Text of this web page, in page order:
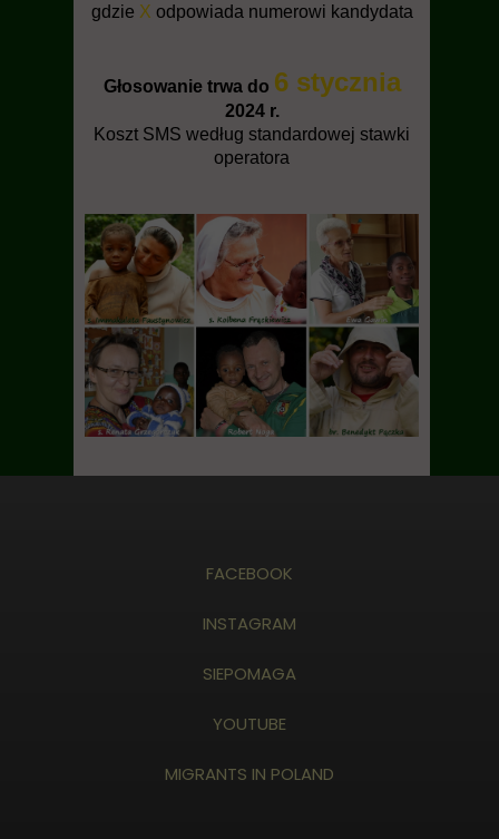
gdzie X odpowiada numerowi kandydata
Głosowanie trwa do 6 stycznia
2024 r.
Koszt SMS według standardowej stawki
operatora
FACEBOOK
INSTAGRAM
SIEPOMAGA
YOUTUBE
MIGRANTS IN POLAND